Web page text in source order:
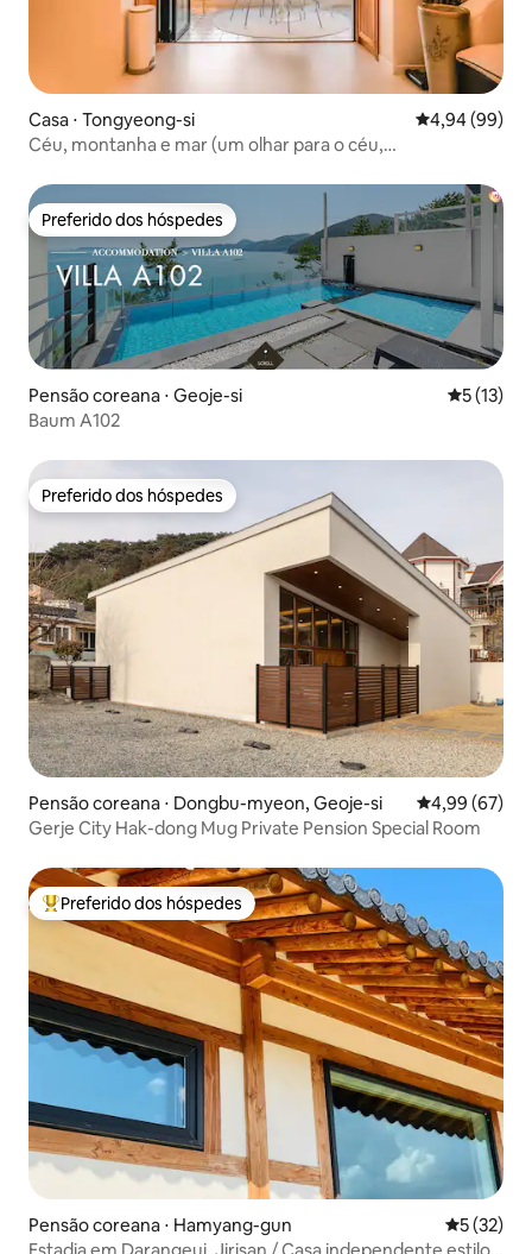
Casa ⋅ Tongyeong-si 4,94 de uma
4,94 (99)
Céu, montanha e mar (um olhar para o céu,
Preferido dos hóspedes
Preferido dos hóspedes
Pensão coreana ⋅ Geoje-si 5 de uma
5 (13)
Baum A102
Preferido dos hóspedes
Preferido dos hóspedes
Pensão coreana ⋅ Dongbu-myeon, Geoje-si 4,99 de uma
4,99 (67)
Gerje City Hak-dong Mug Private Pension Special Room
Entre os melhores preferidos dos hóspedes
Preferido dos hóspedes
Pensão coreana ⋅ Hamyang-gun 5 de uma
5 (32)